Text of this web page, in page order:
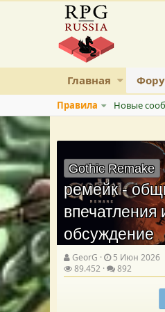
Главная
Правила Новые
Gothic Remake
ремейк -
впечатления
обсуждение
GeorG
5 Июн 2026
89.452
892